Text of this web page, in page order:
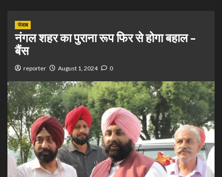
पंजाब
नंगल शहर का पुराना रूप फिर से होगा बहाल –
बैंस
reporter August 1, 2024 0